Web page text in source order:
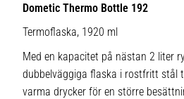
Dometic Thermo Bottle 192
Termoflaska, 1920 ml
Med en kapacitet på nästan 2 liter
dubbelväggiga flaska i rostfritt stål
varma drycker för en större